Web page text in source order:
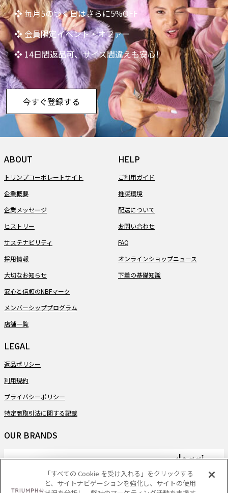
❖ 毎月5のつく日はさらに5%OFF
❖ 会員限定イベント・オファー
❖ 14日間返品可、サイズ間違えも安心!
今すぐ登録する
ABOUT
トリンプコーポレートサイト
企業概要
企業メッセージ
ヒストリー
サステナビリティ
採用情報
大切なお知らせ
安心と信頼のNBFマーク
メンバーシッププログラム
店舗一覧
HELP
ご利用ガイド
推奨環境
配送について
お問い合わせ
FAQ
オンラインショップニュース
下着の基礎知識
LEGAL
返品ポリシー
利用規約
プライバシーポリシー
特定商取引法に関する記載
OUR BRANDS
「すべての Cookie を受け入れる」をクリックする
と、サイトナビゲーションを強化し、サイトの使用